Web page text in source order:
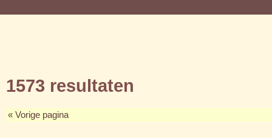
1573 resultaten
« Vorige pagina